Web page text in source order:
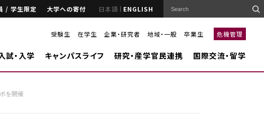
/ 学生限定 大学への寄付 日本語 ENGLISH
受験生 在学生 企業・研究者 地域・一般 卒業生 危機管理
試・入学 キャンパスライフ 研究・産学官民連携 国際交流・留学
を開催